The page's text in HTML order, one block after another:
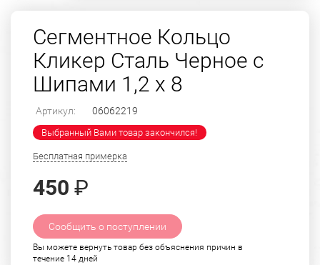
Сегментное Кольцо
Кликер Сталь Черное с
Шипами 1,2 х 8
Артикул: 06062219
Выбранный Вами товар закончился!
Бесплатная примерка
450 ₽
Сообщить о поступлении
Вы можете вернуть товар без объяснения причин в
течение 14 дней